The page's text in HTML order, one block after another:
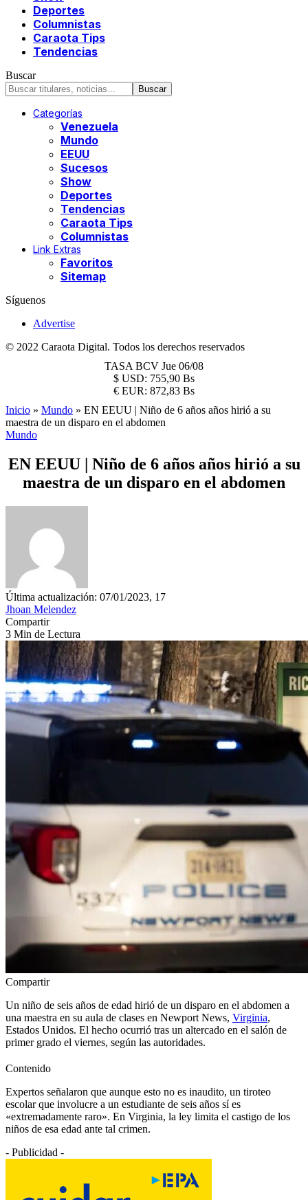
Deportes
Columnistas
Caraota Tips
Tendencias
Buscar
Categorías
Venezuela
Mundo
EEUU
Sucesos
Show
Deportes
Tendencias
Caraota Tips
Columnistas
Link Extras
Favoritos
Sitemap
Síguenos
Advertise
© 2022 Caraota Digital. Todos los derechos reservados
TASA BCV Jue 06/08
$ USD: 755,90 Bs
€ EUR: 872,83 Bs
Inicio » Mundo » EN EEUU | Niño de 6 años años hirió a su
maestra de un disparo en el abdomen
Mundo
EN EEUU | Niño de 6 años años hirió a su
maestra de un disparo en el abdomen
Última actualización: 07/01/2023, 17
Jhoan Melendez
Compartir
3 Min de Lectura
Compartir
Un niño de seis años de edad hirió de un disparo en el abdomen a
una maestra en su aula de clases en Newport News, Virginia,
Estados Unidos. El hecho ocurrió tras un altercado en el salón de
primer grado el viernes, según las autoridades.
Contenido
Expertos señalaron que aunque esto no es inaudito, un tiroteo
escolar que involucre a un estudiante de seis años sí es
«extremadamente raro». En Virginia, la ley limita el castigo de los
niños de esa edad ante tal crimen.
- Publicidad -